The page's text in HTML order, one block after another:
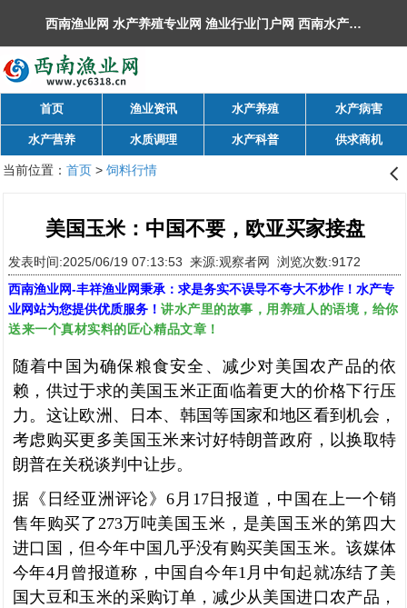
西南渔业网 水产养殖专业网 渔业行业门户网 ​西南水产网 丰祥渔业网 永川水花网，欢迎光临！
首页 渔业资讯 水产养殖 水产病害
水产营养 水质调理 水产科普 供求商机
当前位置： 首页> 饲料行情 󰊒
美国玉米：中国不要，欧亚买家接盘
发表时间:2025/06/19 07:13:53 来源:观察者网 浏览次数:9172
西南渔业网-丰祥渔业网秉承：求是务实不误导不夸大不炒作！水产专
业网站为您提供优质服务！ 讲水产里的故事，用养殖人的语境，给你
送来一个真材实料的匠心精品文章！
随着中国为确保粮食安全、减少对美国农产品的依
赖，供过于求的美国玉米正面临着更大的价格下行压
力。这让欧洲、日本、韩国等国家和地区看到机会，
考虑购买更多美国玉米来讨好特朗普政府，以换取特
朗普在关税谈判中让步。
据《日经亚洲评论》6月17日报道，中国在上一个销
售年购买了273万吨美国玉米，是美国玉米的第四大
进口国，但今年中国几乎没有购买美国玉米。该媒体
今年4月曾报道称，中国自今年1月中旬起就冻结了美
国大豆和玉米的采购订单，减少从美国进口农产品，